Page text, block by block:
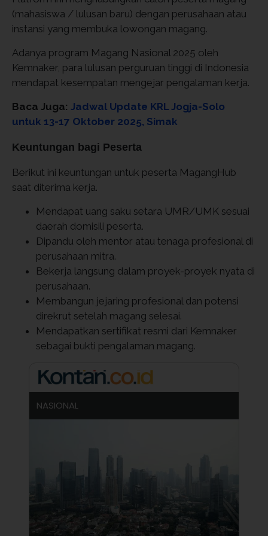
(mahasiswa / lulusan baru) dengan perusahaan atau
instansi yang membuka lowongan magang.
Adanya program Magang Nasional 2025 oleh
Kemnaker, para lulusan perguruan tinggi di Indonesia
mendapat kesempatan mengejar pengalaman kerja.
Baca Juga: Jadwal Update KRL Jogja-Solo
untuk 13-17 Oktober 2025, Simak
Keuntungan bagi Peserta
Berikut ini keuntungan untuk peserta MagangHub
saat diterima kerja.
Mendapat uang saku setara UMR/UMK sesuai
daerah domisili peserta.
Dipandu oleh mentor atau tenaga profesional di
perusahaan mitra.
Bekerja langsung dalam proyek-proyek nyata di
perusahaan.
Membangun jejaring profesional dan potensi
direkrut setelah magang selesai.
Mendapatkan sertifikat resmi dari Kemnaker
sebagai bukti pengalaman magang.
NASIONAL